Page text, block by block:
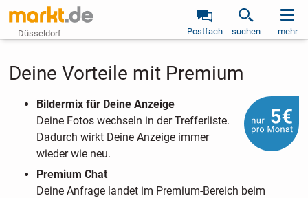
Düsseldorf Postfach suchen mehr
Deine Vorteile mit Premium
Bildermix für Deine Anzeige
Deine Fotos wechseln in der Trefferliste.
Dadurch wirkt Deine Anzeige immer
wieder wie neu.
Premium Chat
Deine Anfrage landet im Premium-Bereich beim